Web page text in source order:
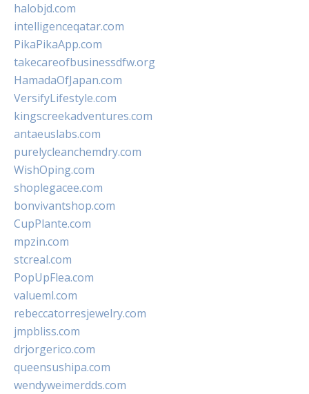
halobjd.com
intelligenceqatar.com
PikaPikaApp.com
takecareofbusinessdfw.org
HamadaOfJapan.com
VersifyLifestyle.com
kingscreekadventures.com
antaeuslabs.com
purelycleanchemdry.com
WishOping.com
shoplegacee.com
bonvivantshop.com
CupPlante.com
mpzin.com
stcreal.com
PopUpFlea.com
valueml.com
rebeccatorresjewelry.com
jmpbliss.com
drjorgerico.com
queensushipa.com
wendyweimerdds.com